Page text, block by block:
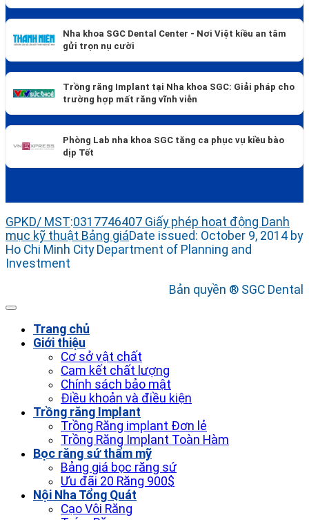
Nha khoa SGC Dental Center - Nơi Việt kiều an tâm
gửi trọn nụ cười
Trồng răng Implant tại Nha khoa SGC: Giải pháp cho
trường hợp mất răng vĩnh viễn
Phòng Lab nha khoa SGC tăng ca phục vụ kiều bào
dịp Tết
GPKD/ MST:0317746407 Giấy phép hoạt động Danh
mục kỹ thuật Bảng giáDate issued: October 9, 2014 by
Ho Chi Minh City Department of Planning and
Investment
Bản quyền ® SGC Dental
Trang chủ
Giới thiệu
Cơ sở vật chất
Cam kết chất lượng
Chính sách bảo mật
Điều khoản và điều kiện
Trồng răng Implant
Trồng Răng implant Đơn lẻ
Trồng Răng Implant Toàn Hàm
Bọc răng sứ thẩm mỹ
Bảng giá bọc răng sứ
Ưu đãi 20 Răng 900$
Nội Nha Tổng Quát
Cạo Vôi Răng